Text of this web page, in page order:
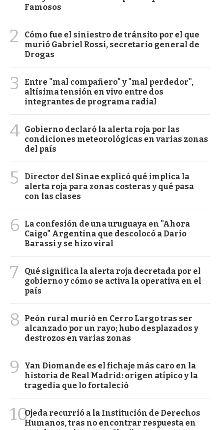
Famosos
2
Cómo fue el siniestro de tránsito por el que
murió Gabriel Rossi, secretario general de
Drogas
3
Entre "mal compañero" y "mal perdedor",
altísima tensión en vivo entre dos
integrantes de programa radial
4 Gobierno declaró la alerta roja por las
condiciones meteorológicas en varias zonas
del país
5
Director del Sinae explicó qué implica la
alerta roja para zonas costeras y qué pasa
con las clases
6
La confesión de una uruguaya en "Ahora
Caigo" Argentina que descolocó a Darío
Barassi y se hizo viral
7
Qué significa la alerta roja decretada por el
gobierno y cómo se activa la operativa en el
país
8
Peón rural murió en Cerro Largo tras ser
alcanzado por un rayo; hubo desplazados y
destrozos en varias zonas
9
Yan Diomande es el fichaje más caro en la
historia de Real Madrid: origen atípico y la
tragedia que lo fortaleció
10Ojeda recurrió a la Institución de Derechos
Humanos, tras no encontrar respuesta en